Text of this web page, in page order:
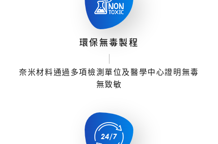
環保無毒製程
奈米材料通過多項檢測單位及醫學中心證明無毒
無致敏